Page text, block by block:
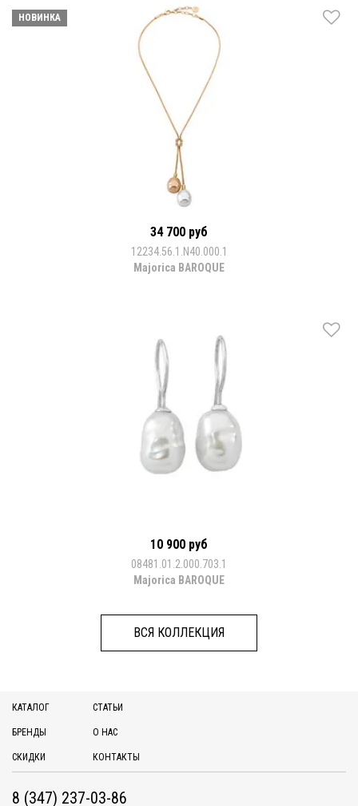
НОВИНКА
34 700 руб
12234.56.1.N40.000.1
Majorica BAROQUE
10 900 руб
08481.01.2.000.703.1
Majorica BAROQUE
ВСЯ КОЛЛЕКЦИЯ
КАТАЛОГ
БРЕНДЫ
СКИДКИ
СТАТЬИ
О НАС
КОНТАКТЫ
8 (347) 237-03-86